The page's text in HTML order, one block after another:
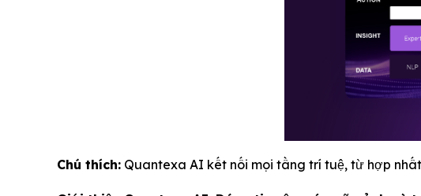
Chú thích: Quantexa AI kết nối mọi tầng trí tuệ, từ hợp